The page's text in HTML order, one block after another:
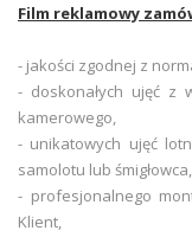
Film reklamowy
- jakości zgodnej z
- doskonałych ujęć z
kamerowego,
- unikatowych ujęć
samolotu lub śmigłowca,
- profesjonalnego
Klient,